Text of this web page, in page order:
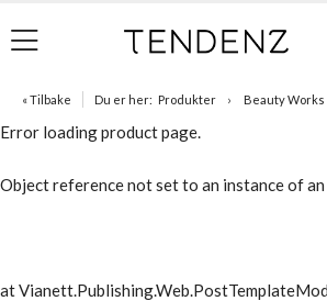
« Tilbake Du er her: Produkter Beauty Works
Error loading product page.
Object reference not set to an instance of
at